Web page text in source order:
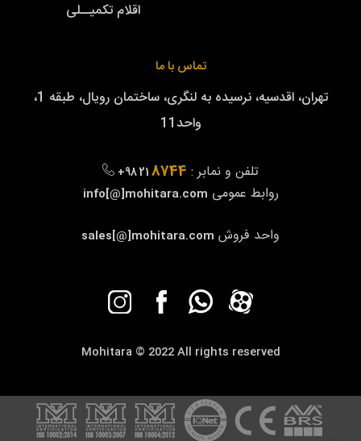
اقلام تکمیــلی
تماس با ما
تهران، اقدسیه، نرسیده به لنگری، ساختمان رویال، طبقه 1،
واحد11
تلفن و نمابر : +98 218744
روابط عمومی info[@]mohitara.com
واحد فروش sales[@]mohitara.com
Mohitara © 2022 All rights reserved